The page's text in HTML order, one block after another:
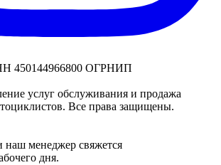
450144966800 ОГРНИП
услуг обслуживания и продажа
Все права защищены.
наш менеджер свяжется
дня.